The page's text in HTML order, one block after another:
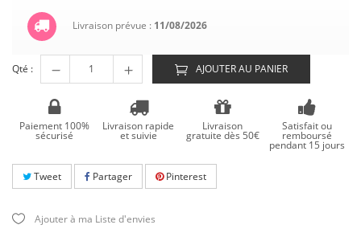
Livraison prévue : 11/08/2026
Qté : AJOUTER AU PANIER
Paiement 100%
sécurisé
Livraison rapide
et suivie
Livraison
gratuite dès 50€
Satisfait ou
remboursé
pendant 15 jours
Tweet Partager Pinterest
Ajouter à ma Liste d'envies